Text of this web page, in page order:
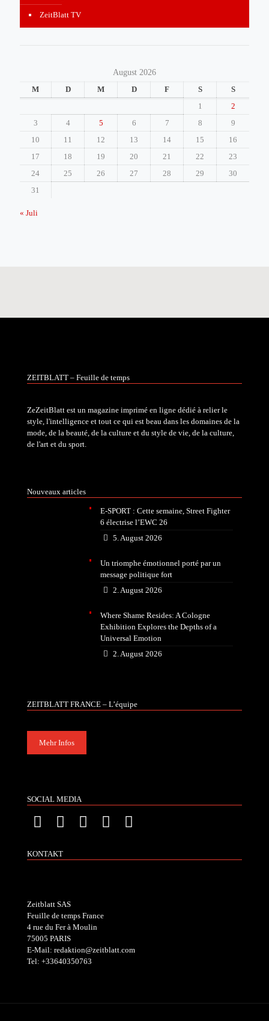
ZeitBlatt TV
August 2026
M
D M D F S
S
1
2
3
4 5 6 7 8
9
10
11 12 13 14 15
16
17
18 19 20 21 22
23
24
25 26 27 28 29
30
31
« Juli
ZEITBLATT – Feuille de temps
ZeZeitBlatt est un magazine imprimé en ligne dédié à relier le
style, l'intelligence et tout ce qui est beau dans les domaines de la
mode, de la beauté, de la culture et du style de vie, de la culture,
de l'art et du sport.
Nouveaux articles
E-SPORT : Cette semaine, Street Fighter
6 électrise l’EWC 26
5. August 2026
Un triomphe émotionnel porté par un
message politique fort
2. August 2026
Where Shame Resides: A Cologne
Exhibition Explores the Depths of a
Universal Emotion
2. August 2026
ZEITBLATT FRANCE – L’équipe
Mehr Infos
SOCIAL MEDIA
KONTAKT
Zeitblatt SAS
Feuille de temps France
4 rue du Fer à Moulin
75005 PARIS
E-Mail: redaktion@zeitblatt.com
Tel: +33640350763